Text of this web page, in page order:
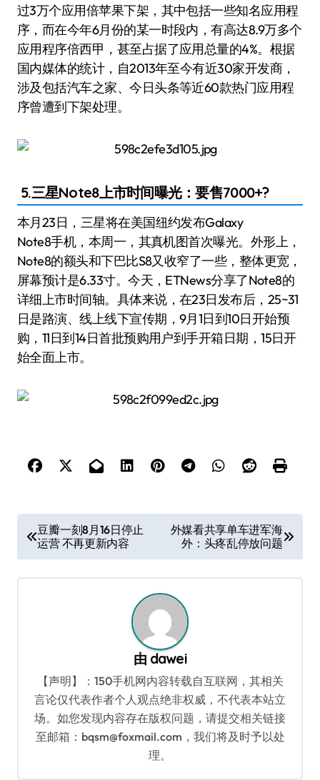
过3万个应用倍苹果下架，其中包括一些知名应用程
序，而在今年6月份的某一时段内，有高达8.9万多个
应用程序倍西甲，甚至占据了应用总量的4%。根据
国内媒体的统计，自2013年至今有近30家开发商，
涉及包括汽车之家、今日头条等近60款热门应用程
序曾遭到下架处理。
5.三星Note8上市时间曝光：要售7000+?
本月23日，三星将在美国纽约发布Galaxy
Note8手机，本周一，其真机图首次曝光。外形上，
Note8的额头和下巴比S8又收窄了一些，整体更宽，
屏幕预计是6.33寸。今天，ETNews分享了Note8的
详细上市时间轴。具体来说，在23日发布后，25~31
日是路演、线上线下宣传期，9月1日到10日开始预
购，11日到14日首批预购用户到手开箱日期，15日开
始全面上市。
章
导
豆瓣一刻8月16日停止
运营 不再更新内容
外媒看共享单车进军海
外：头疼乱停放问题
由 dawei
【声明】：150手机网内容转载自互联网，其相关
言论仅代表作者个人观点绝非权威，不代表本站立
场。如您发现内容存在版权问题，请提交相关链接
至邮箱：bqsm@foxmail.com，我们将及时予以处
理。